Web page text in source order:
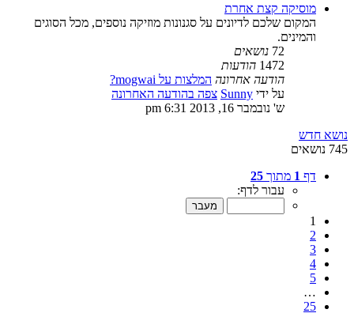
מוסיקה קצת אחרת
המקום שלכם לדיונים על סגנונות מוזיקה נוספים, מכל הסוגים
והמינים.
72 נושאים
1472 הודעות
הודעה אחרונה המלצות על mogwai?
על ידי Sunny צפה בהודעה האחרונה
ש' נובמבר 16, 2013 6:31 pm
נושא חדש
745 נושאים
דף 1 מתוך 25
עבור לדף:
1
2
3
4
5
…
25